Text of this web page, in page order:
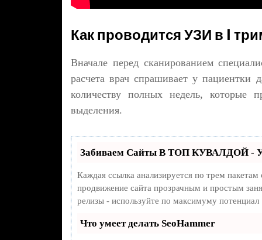
Как проводится УЗИ в I
Вначале перед сканированием
расчета врач спрашивает у пациентки
количеству полных недель, которые
выделения.
Забиваем Сайты В ТОП КУВАЛДОЙ -
Каждая ссылка анализируется по трем
продвижение сайта прозрачным и простым
релизы - используйте по максимуму
Что умеет делать SeoHammer